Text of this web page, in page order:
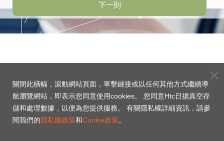
下一則
關閉此橫幅，滾動網站頁面，單擊鏈接或以任何其他方式繼續導
航瀏覽網站，即表示您同意使用cookies。 您同意Htc日揚真空存
儲和處理數據，以便為您提供服務。 有關隱私權詳細資訊，請參
閱我們的隱私權政策和Cookie政策。